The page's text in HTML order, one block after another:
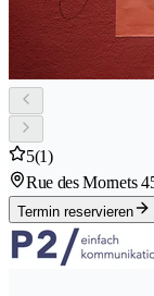
5(1)
Rue des Mornets
Termin reservieren